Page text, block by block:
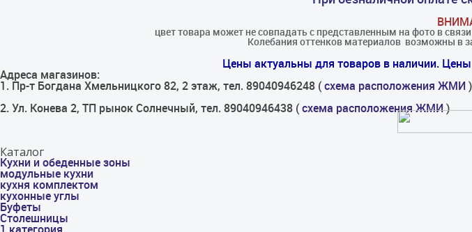
цвет товара может не совпадать с представленным на фото в
Колебания оттенков материалов​ ​ возможны в
Цены актуальны для товаров в наличии.
Адреса магазинов:
1. Пр-т Богдана Хмельницкого 82, 2 этаж, тел. 89040946248 ( схема расположения ЖМИ )
2. Ул. Конева 2, ТП рынок Солнечный, тел. 89040946438 ( схема расположения ЖМИ)
Каталог
Кухни и обеденные зоны
модульные кухни
кухня комплектом
кухонные углы
Буфеты
Столешницы